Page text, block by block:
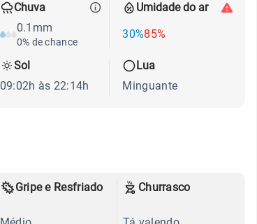
Chuva
0.1mm
0% de chance
Umidade do ar
30%85%
Sol
09:02h às 22:14h
Lua
Minguante
Gripe e Resfriado Churrasco